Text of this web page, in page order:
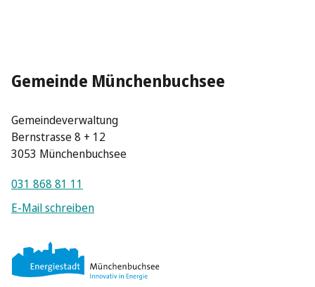
Gemeinde Münchenbuchsee
Gemeindeverwaltung
Bernstrasse 8 + 12
3053 Münchenbuchsee
031 868 81 11
E-Mail schreiben